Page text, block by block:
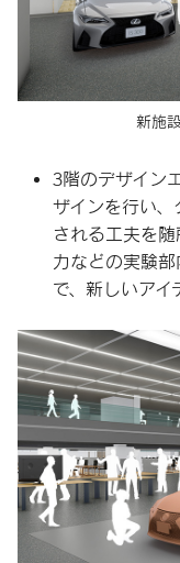
新施
3階のデザイン
ザインを行い、
される工夫を
力などの実験
で、新しいアイ